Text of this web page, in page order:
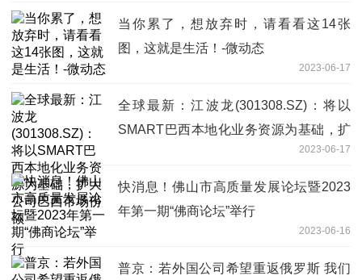
当你累了，想放弃时，请看看这14张
图，这就是生活！-微动态
2023-06-17
全球最新：江波龙(301308.SZ)：将以
SMART巴西本地化业务资源为基础，扩
2023-06-17
快消息！佛山市高质量发展论坛暨2023
年第一期“佛商论坛”举行
2023-06-16
普京：若外国公司希望重返俄罗斯 我们